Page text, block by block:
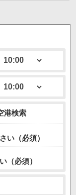
港検索
い（必須）
（必須）